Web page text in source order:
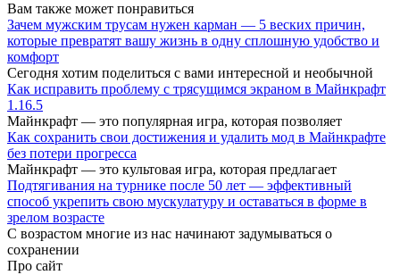
Вам также может понравиться
Зачем мужским трусам нужен карман — 5 веских причин,
которые превратят вашу жизнь в одну сплошную удобство и
комфорт
Сегодня хотим поделиться с вами интересной и необычной
Как исправить проблему с трясущимся экраном в Майнкрафт
1.16.5
Майнкрафт — это популярная игра, которая позволяет
Как сохранить свои достижения и удалить мод в Майнкрафте
без потери прогресса
Майнкрафт — это культовая игра, которая предлагает
Подтягивания на турнике после 50 лет — эффективный
способ укрепить свою мускулатуру и оставаться в форме в
зрелом возрасте
С возрастом многие из нас начинают задумываться о
сохранении
Про сайт